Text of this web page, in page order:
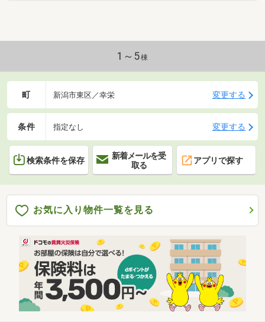
1～5棟
町 新潟市東区／幸栄 変更する
条件 指定なし 変更する
検索条件を保存
新着メールを受
取る
アプリで探す
お気に入り物件一覧を見る